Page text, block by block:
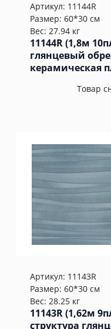
Артикул: 11144R
Размер: 60*30 см
Вес: 27.94 кг
11144R (1,8м
глянцевый
керамическая
Товар
Артикул: 11143R
Размер: 60*30 см
Вес: 28.25 кг
11143R (1,62м
структура